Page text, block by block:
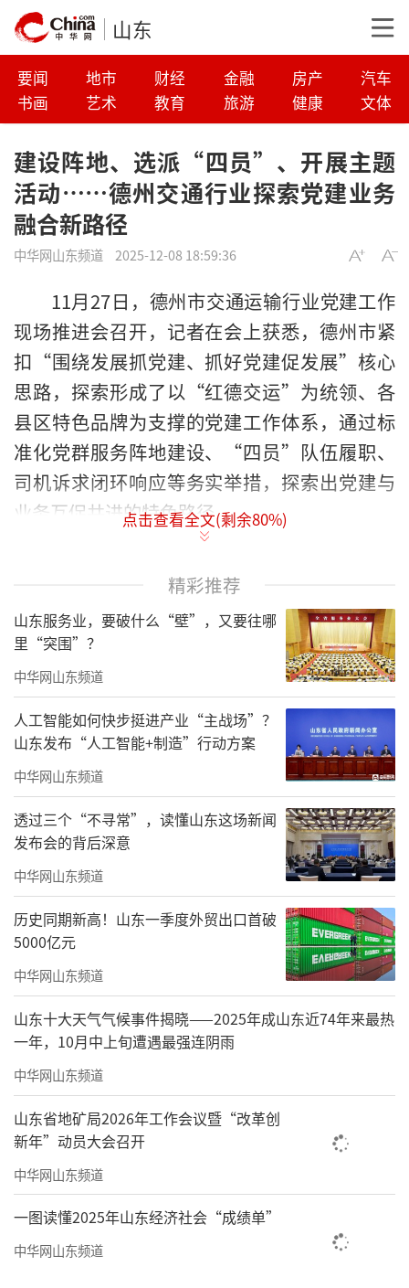
山东
要闻 地市 财经 金融 房产
汽车
书画
艺术 教育 旅游 健康 文体
建设阵地、选派“四员”、开展主题
活动……德州交通行业探索党建业务
融合新路径
中华网山东频道 2025-12-08 18:59:36
11月27日，德州市交通运输行业党建工作
现场推进会召开，记者在会上获悉，德州市紧
扣“围绕发展抓党建、抓好党建促发展”核心
思路，探索形成了以“红德交运”为统领、各
县区特色品牌为支撑的党建工作体系，通过标
准化党群服务阵地建设、“四员”队伍履职、
司机诉求闭环响应等务实举措，探索出党建与
业务互促共进的特色路径。
今年以来，全市交通运输系统凝心聚力、
攻坚克难，推动行业党建工作实现从“起步破
冰”到“初见成效”的跨越。截至目前，累计
获“红鲁畅运・先锋”荣誉8次，6处党群服务
阵地入选省级示范点，“红德交运”出租车
（网约车）司机之家项目入选全国可复制推广
数字化建设成为德州交通行业党建的重要
抓手，开发了“行业党建信息服务系统”，截
至目前，平台已录入37处党建阵地、898个服务
站点、3263份党员司机档案、1558家货运企
业，实现党员管理、诉求反馈、资源匹配“一
网统管”，交通运输从业者也能享受到服务资
源“一键可查、一键导航”的便利。
点击查看全文(剩余80%)
精彩推荐
山东服务业，要破什么“壁”，又要往哪
里“突围”？
中华网山东频道
人工智能如何快步挺进产业“主战场”？
山东发布“人工智能+制造”行动方案
中华网山东频道
透过三个“不寻常”，读懂山东这场新闻
发布会的背后深意
中华网山东频道
历史同期新高！山东一季度外贸出口首破
5000亿元
中华网山东频道
山东十大天气气候事件揭晓——2025年成山东近74年来最热
一年，10月中上旬遭遇最强连阴雨
中华网山东频道
山东省地矿局2026年工作会议暨“改革创
新年”动员大会召开
中华网山东频道
一图读懂2025年山东经济社会“成绩单”
中华网山东频道